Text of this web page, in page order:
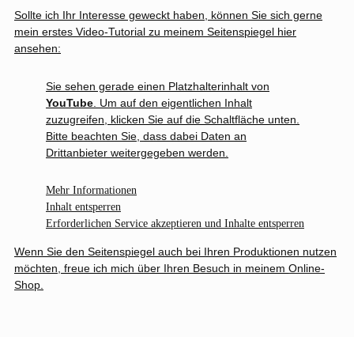
Sollte ich Ihr Interesse geweckt haben, können Sie sich gerne
mein erstes Video-Tutorial zu meinem Seitenspiegel hier
ansehen:
Sie sehen gerade einen Platzhalterinhalt von
YouTube . Um auf den eigentlichen Inhalt
zuzugreifen, klicken Sie auf die Schaltfläche unten.
Bitte beachten Sie, dass dabei Daten an
Drittanbieter weitergegeben werden.
Mehr Informationen
Inhalt entsperren
Erforderlichen Service akzeptieren und Inhalte entsperren
Wenn Sie den Seitenspiegel auch bei Ihren Produktionen nutzen
möchten, freue ich mich über Ihren Besuch in meinem Online-
Shop